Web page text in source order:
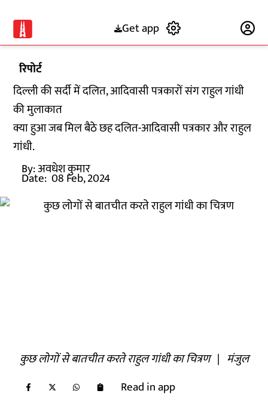
Get app
रिपोर्ट
दिल्ली की सर्दी में दलित, आदिवासी पत्रकारों संग राहुल गांधी
की मुलाकात
क्या हुआ जब मिल बैठे छह दलित-आदिवासी पत्रकार और राहुल
गांधी.
By:अवधेश कुमार
Date: 08 Feb, 2024
कुछ लोगों से बातचीत करते राहुल गांधी का चित्रण | मंजुल
Read in app